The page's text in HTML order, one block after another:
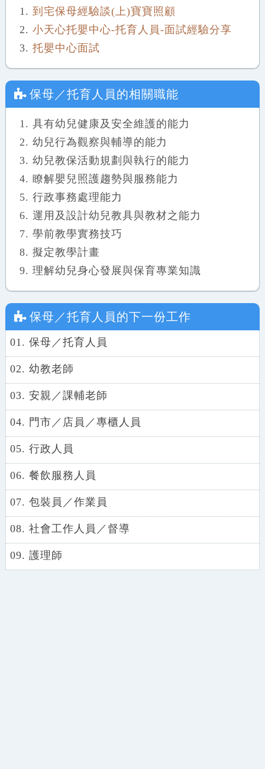
到宅保母經驗談(上)寶寶照顧
小天心托嬰中心-托育人員-面試經驗分享
托嬰中心面試
保母／托育人員 的相關職能
具有幼兒健康及安全維護的能力
幼兒行為觀察與輔導的能力
幼兒教保活動規劃與執行的能力
瞭解嬰兒照護趨勢與服務能力
行政事務處理能力
運用及設計幼兒教具與教材之能力
學前教學實務技巧
擬定教學計畫
理解幼兒身心發展與保育專業知識
保母／托育人員 的下一份工作
01. 保母／托育人員
02. 幼教老師
03. 安親／課輔老師
04. 門市／店員／專櫃人員
05. 行政人員
06. 餐飲服務人員
07. 包裝員／作業員
08. 社會工作人員／督導
09. 護理師